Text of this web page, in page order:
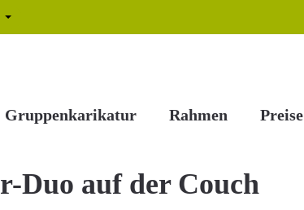
Gruppenkarikatur Rahmen Preise
Duo auf der Couch